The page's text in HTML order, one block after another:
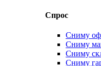
Спрос
Сниму
Сниму
Сниму
Сниму